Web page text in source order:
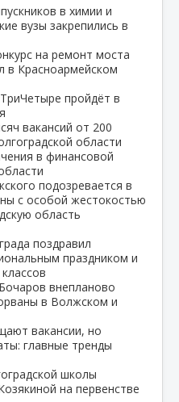
в химии и
вузы закрепились в
на ремонт моста
в Красноармейском
пройдёт в
вакансий от 200
области
в финансовой
подозревается в
с особой жестокостью
область
поздравил
праздником и
внепланово
в Волжском и
вакансии, но
главные тренды
школы
на первенстве